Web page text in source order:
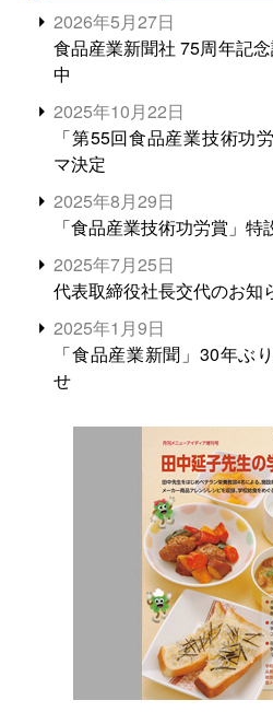
2026年5月27日
食品産業新聞社 75周年記
中
2025年10月22日
「第55回食品産業技術功
マ決定
2025年8月29日
「食品産業技術功労賞」
2025年7月25日
代表取締役社長交代のお知
2025年1月9日
「食品産業新聞」30年ぶ
せ